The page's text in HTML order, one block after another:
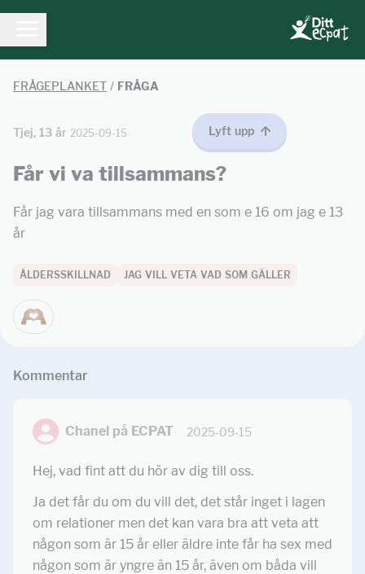
FRÅGEPLANKET / FRÅGA
Tjej, 13 år 2025-09-15 Lyft upp
Får vi va tillsammans?
Får jag vara tillsammans med en som e 16 om jag e 13
år
ÅLDERSSKILLNAD JAG VILL VETA VAD SOM GÄLLER
Kommentar
Chanel på ECPAT 2025-09-15
Hej, vad fint att du hör av dig till oss.
Ja det får du om du vill det, det står inget i lagen
om relationer men det kan vara bra att veta att
någon som är 15 år eller äldre inte får ha sex med
någon som är yngre än 15 år, även om båda vill